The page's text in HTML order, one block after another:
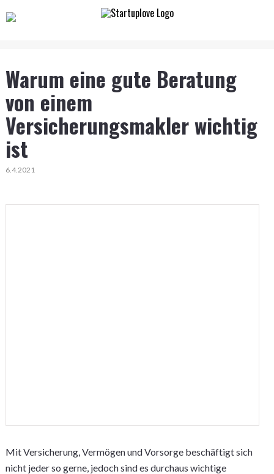
Warum eine gute Beratung
von einem
Versicherungsmakler wichtig
ist
6.4.2021
Mit Versicherung, Vermögen und Vorsorge beschäftigt sich
nicht jeder so gerne, jedoch sind es durchaus wichtige